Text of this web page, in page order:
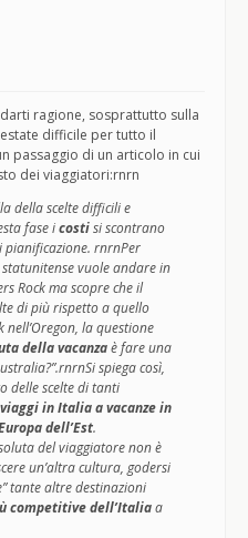
ragione, sosprattutto sulla
difficile per tutto il
passaggio di un articolo in cui
dei viaggiatori:rnrn
della scelte difficili e
fase icostisi scontrano
pianificazione. rnrnPer
vuole andare in
Rock ma scopre che il
di più rispetto a quello
nell’Oregon, la questione
della vacanzaè fare una
spiega così,
delle scelte di tanti
viaggi in Italia a vacanze in
dell’Est.
del viaggiatore non è
un’altra cultura, godersi
tante altre destinazioni
competitive dell’Italiaa